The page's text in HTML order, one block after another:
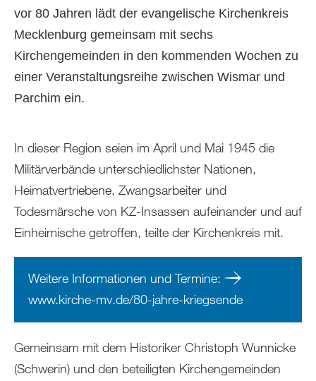
vor 80 Jahren lädt der evangelische Kirchenkreis
Mecklenburg gemeinsam mit sechs
Kirchengemeinden in den kommenden Wochen zu
einer Veranstaltungsreihe zwischen Wismar und
Parchim ein.
In dieser Region seien im April und Mai 1945 die
Militärverbände unterschiedlichster Nationen,
Heimatvertriebene, Zwangsarbeiter und
Todesmärsche von KZ-Insassen aufeinander und auf
Einheimische getroffen, teilte der Kirchenkreis mit.
Weitere Informationen und Termine:
www.kirche-mv.de/80-jahre-kriegsende
Gemeinsam mit dem Historiker Christoph Wunnicke
(Schwerin) und den beteiligten Kirchengemeinden